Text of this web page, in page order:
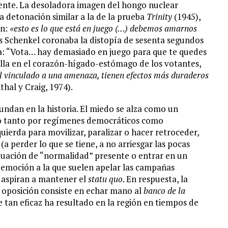
La desoladora imagen del hongo nuclear
detonación similar a la de la prueba Trinity (1945),
«esto es lo que está en juego (…) debemos amarnos
Schenkel coronaba la distopía de sesenta segundos
“Vota… hay demasiado en juego para que te quedes
en el corazón-hígado-estómago de los votantes,
a una amenaza, tienen efectos más duraderos
y Craig, 1974).
en la historia. El miedo se alza como un
por regímenes democráticos como
para movilizar, paralizar o hacer retroceder,
perder lo que se tiene, a no arriesgar las pocas
de “normalidad” presente o entrar en un
a la que suelen apelar las campañas
a mantener elstatu quo. En respuesta, la
consiste en echar mano albanco de la
eficaz ha resultado en la región en tiempos de